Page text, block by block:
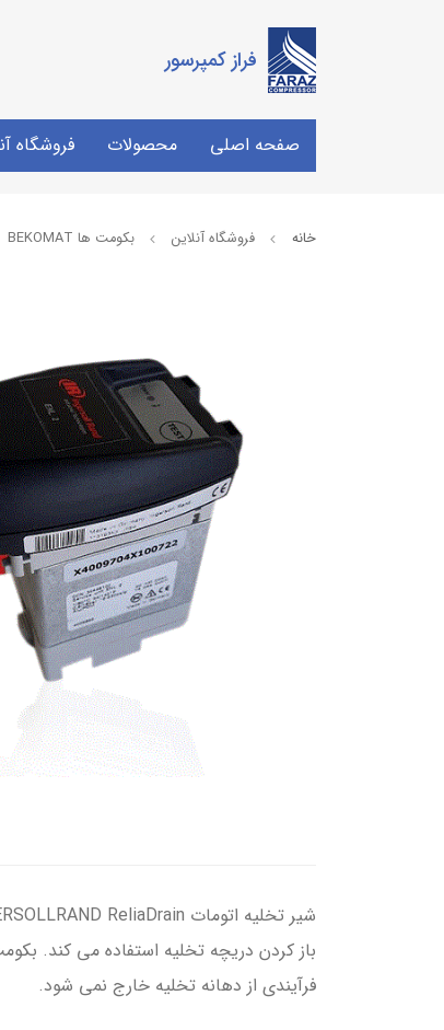
فراز کمپرسور
صفحه اصلی محصولات فروشگاه
خانه فروشگاه آنلاین بکومت ها BEKOMAT
باز کردن دریچه تخلیه استفاده می کند.
فرآیندی از دهانه تخلیه خارج نمی شود.